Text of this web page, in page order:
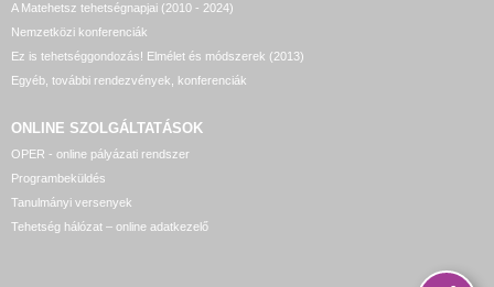
A Matehetsz tehetségnapjai (2010 - 2024)
Nemzetközi konferenciák
Ez is tehetséggondozás! Elmélet és módszerek (2013)
Egyéb, további rendezvények, konferenciák
ONLINE SZOLGÁLTATÁSOK
OPER - online pályázati rendszer
Programbeküldés
Tanulmányi versenyek
Tehetség hálózat – online adatkezelő